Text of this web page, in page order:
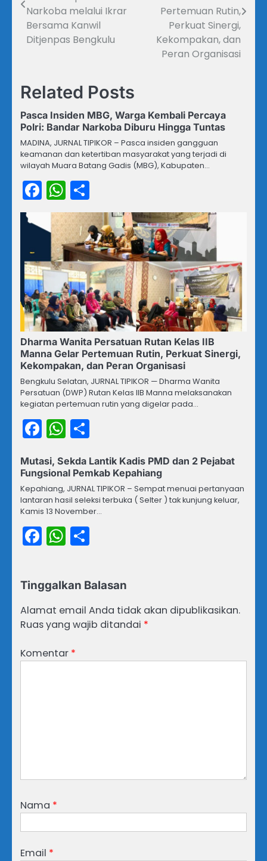
Narkoba melalui Ikrar
Bersama Kanwil
Ditjenpas Bengkulu
Pertemuan Rutin,
Perkuat Sinergi,
Kekompakan, dan
Peran Organisasi
Related Posts
Pasca Insiden MBG, Warga Kembali Percaya
Polri: Bandar Narkoba Diburu Hingga Tuntas
MADINA, JURNAL TIPIKOR – Pasca insiden gangguan
keamanan dan ketertiban masyarakat yang terjadi di
wilayah Muara Batang Gadis (MBG), Kabupaten…
Facebook
WhatsApp
Dharma Wanita Persatuan Rutan Kelas IIB
Manna Gelar Pertemuan Rutin, Perkuat Sinergi,
Kekompakan, dan Peran Organisasi
Bengkulu Selatan, JURNAL TIPIKOR — Dharma Wanita
Persatuan (DWP) Rutan Kelas IIB Manna melaksanakan
kegiatan pertemuan rutin yang digelar pada…
Facebook
WhatsApp
Mutasi, Sekda Lantik Kadis PMD dan 2 Pejabat
Fungsional Pemkab Kepahiang
Kepahiang, JURNAL TIPIKOR – Sempat menuai pertanyaan
lantaran hasil seleksi terbuka ( Selter ) tak kunjung keluar,
Kamis 13 November…
Facebook
WhatsApp
Tinggalkan Balasan
Alamat email Anda tidak akan dipublikasikan.
Ruas yang wajib ditandai *
Komentar *
Nama *
Email *